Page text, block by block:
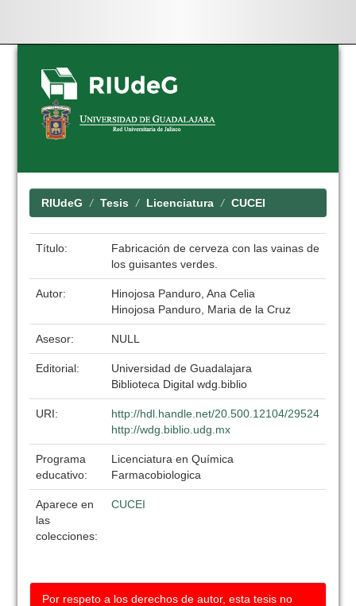
Skip
navigation
RIUdeG Tesis Licenciatura CUCEI
Título:
Fabricación de cerveza con las vainas de
los guisantes verdes.
Autor:
Hinojosa Panduro, Ana Celia
Hinojosa Panduro, Maria de la Cruz
Asesor: NULL
Editorial:
Universidad de Guadalajara
Biblioteca Digital wdg.biblio
URI:
http://hdl.handle.net/20.500.12104/29524
http://wdg.biblio.udg.mx
Programa
educativo:
Licenciatura en Química
Farmacobiologica
Aparece en
las
colecciones:
CUCEI
Por respeto a los derechos de autor, esta tesis no